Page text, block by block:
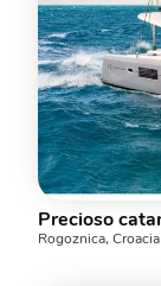
Precioso
Rogoznica, Croacia